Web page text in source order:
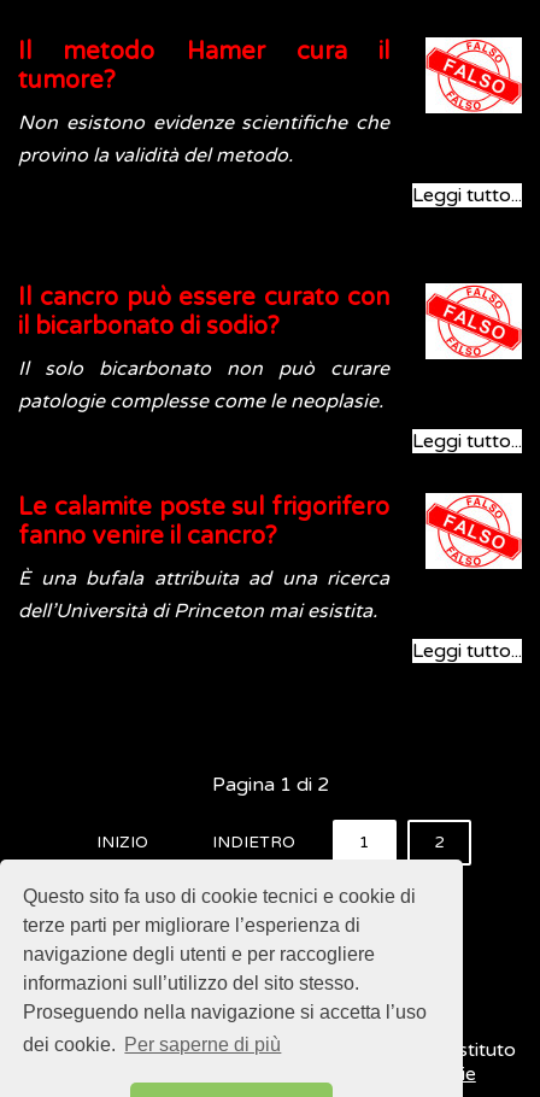
Questo sito fa uso di cookie tecnici e cookie di
terze parti per migliorare l’esperienza di
navigazione degli utenti e per raccogliere
informazioni sull’utilizzo del sito stesso.
Proseguendo nella navigazione si accetta l’uso
dei cookie. Per saperne di più
Il metodo Hamer cura il
tumore?
Non esistono evidenze scientifiche che
provino la validità del metodo.
Leggi tutto...
Il cancro può essere curato con
il bicarbonato di sodio?
Il solo bicarbonato non può curare
patologie complesse come le neoplasie.
Leggi tutto...
Le calamite poste sul frigorifero
fanno venire il cancro?
È una bufala attribuita ad una ricerca
dell’Università di Princeton mai esistita.
Leggi tutto...
Pagina 1 di 2
INIZIO INDIETRO 1 2
AVANTI FINE
© 2018ISSalute - Sito sviluppato e gestito dall’Istituto
Cookie